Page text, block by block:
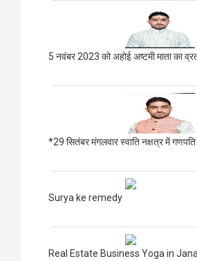
5 नवंबर 2023 को अहोई अष्टमी माता का
*29 सितंबर मंगलवार स्वाति नक्षत्र में गणपति
Surya ke remedy
Real Estate Business Yoga in